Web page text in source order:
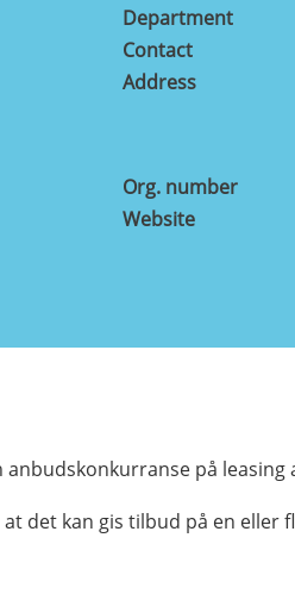
Department
Contact
Address
Org. number
Website
på
det kan gis tilbud på en eller